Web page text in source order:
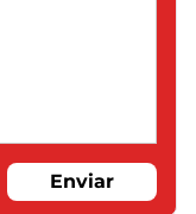
Enviar